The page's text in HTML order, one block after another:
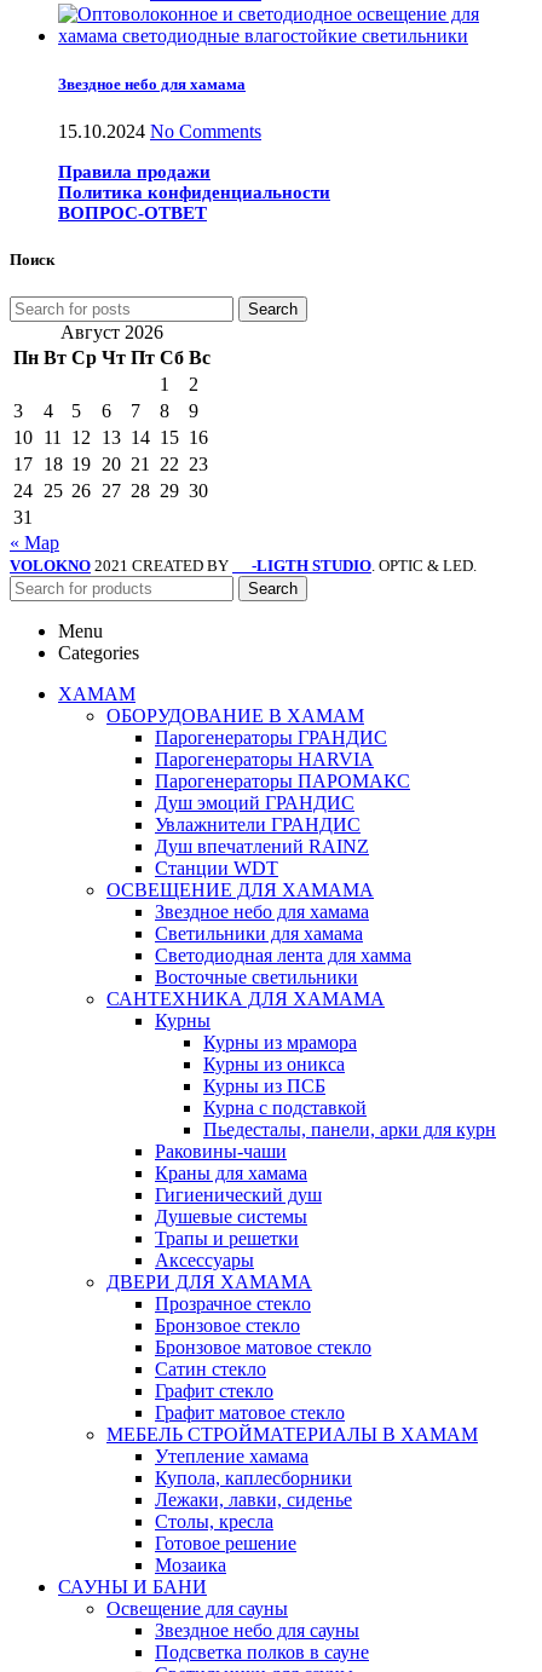
Звездное небо для хамама
15.10.2024 No Comments
Правила продажи
Политика конфиденциальности
ВОПРОС-ОТВЕТ
Поиск
Search
Август 2026
Пн Вт Ср Чт Пт Сб Вс
1
2
3
4 5 6 7 8
9
10 11 12 13 14 15 16
17 18 19 20 21 22 23
24 25 26 27 28 29 30
31
« Мар
VOLOKNO 2021 CREATED BY -LIGTH STUDIO. OPTIC & LED.
Search
Menu
Categories
ХАМАМ
ОБОРУДОВАНИЕ В ХАМАМ
Парогенераторы ГРАНДИС
Парогенераторы HARVIA
Парогенераторы ПАРОМАКС
Душ эмоций ГРАНДИС
Увлажнители ГРАНДИС
Душ впечатлений RAINZ
Станции WDT
ОСВЕЩЕНИЕ ДЛЯ ХАМАМА
Звездное небо для хамама
Светильники для хамама
Светодиодная лента для хамма
Восточные светильники
САНТЕХНИКА ДЛЯ ХАМАМА
Курны
Курны из мрамора
Курны из оникса
Курны из ПСБ
Курна с подставкой
Пьедесталы, панели, арки для курн
Раковины-чаши
Краны для хамама
Гигиенический душ
Душевые системы
Трапы и решетки
Аксессуары
ДВЕРИ ДЛЯ ХАМАМА
Прозрачное стекло
Бронзовое стекло
Бронзовое матовое стекло
Сатин стекло
Графит стекло
Графит матовое стекло
МЕБЕЛЬ СТРОЙМАТЕРИАЛЫ В ХАМАМ
Утепление хамама
Купола, каплесборники
Лежаки, лавки, сиденье
Столы, кресла
Готовое решение
Мозаика
САУНЫ И БАНИ
Освещение для сауны
Звездное небо для сауны
Подсветка полков в сауне